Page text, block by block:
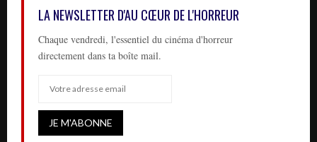
LA NEWSLETTER D'AU CŒUR DE L'HORREUR
Chaque vendredi, l'essentiel du cinéma d'horreur
directement dans ta boîte mail.